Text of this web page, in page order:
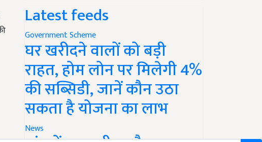
Latest feeds
Government Scheme
घर खरीदने वालों को बड़ी
राहत, होम लोन पर मिलेगी 4%
की सब्सिडी, जानें कौन उठा
सकता है योजना का लाभ
News